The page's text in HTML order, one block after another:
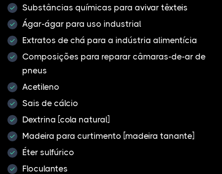
Substâncias químicas para avivar têxteis
Ágar-ágar para uso industrial
Extratos de chá para a indústria alimentícia
Composições para reparar câmaras-de-ar de
pneus
Acetileno
Sais de cálcio
Dextrina [cola natural]
Madeira para curtimento [madeira tanante]
Éter sulfúrico
Floculantes